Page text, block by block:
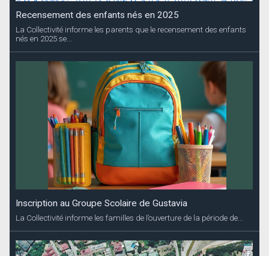
Recensement des enfants nés en 2025
La Collectivité informe les parents que le recensement des enfants
nés en 2025 se...
Inscription au Groupe Scolaire de Gustavia
La Collectivité informe les familles de l’ouverture de la période de...